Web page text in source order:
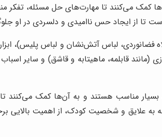
کمک می‌کنند تا مهارت‌های حل مسئله، تفکر
تا از ایجاد حس ناامیدی و دلسردی در او
فضانوردی، لباس آتش‌نشان و لباس پلیس)،
قابلمه، ماهیتابه و قاشق) و سایر
مناسب هستند و به آن‌ها کمک می‌کنند
علایق و شخصیت کودک، از اهمیت بالایی